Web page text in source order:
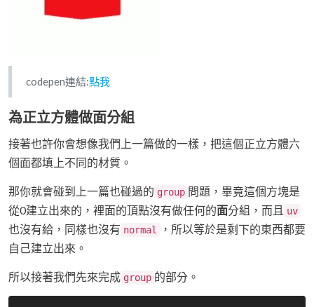
codepen連結:點我
為正立方體做面分組
接著也許你會想像我們上一篇做的一樣，把這個正立方體六
個面都填上不同的材質。
那你就會碰到上一篇也碰過的 group 問題，畢竟這個方塊是
從0建立出來的，裡面的頂點沒有做任何的面分組，而且 uv
也沒有給，同樣也沒有 normal
，所以等於是剩下的東西都要
自己建立出來。
所以接著我們先來完成 group 的部分。